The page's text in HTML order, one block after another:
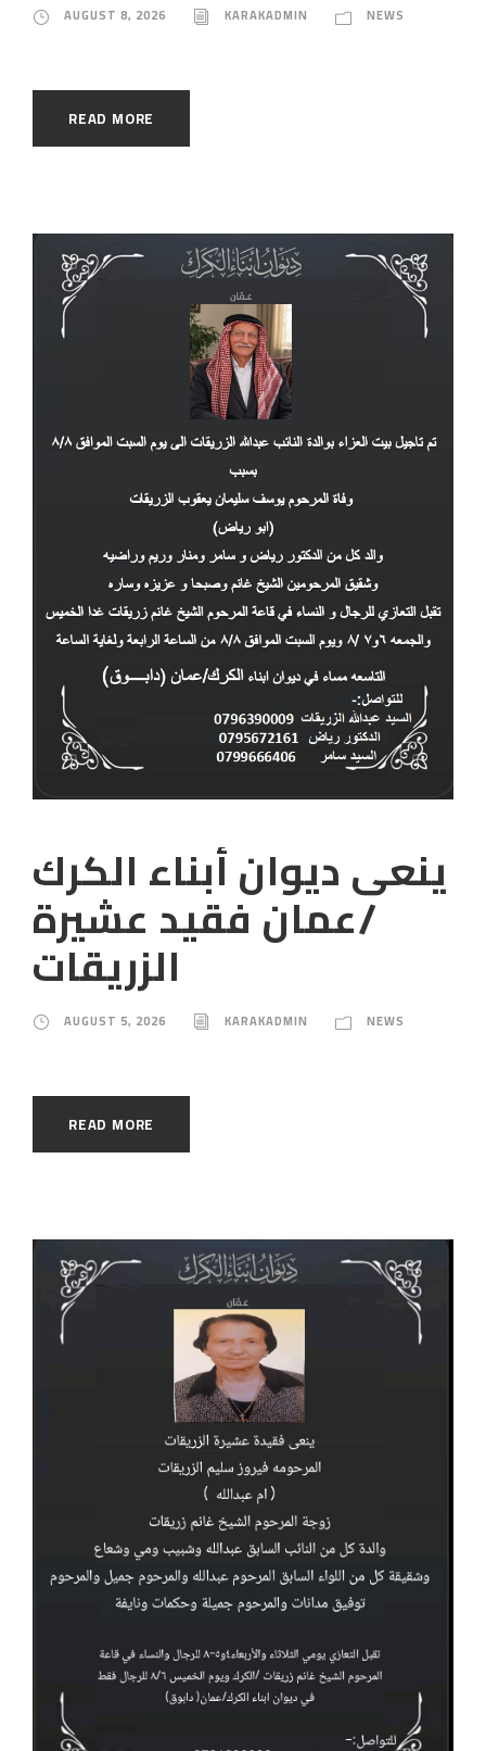
AUGUST 8, 2026 KARAKADMIN NEWS
READ MORE
ينعى ديوان أبناء الكرك
/عمان فقيد عشيرة
الزريقات
AUGUST 5, 2026 KARAKADMIN NEWS
READ MORE